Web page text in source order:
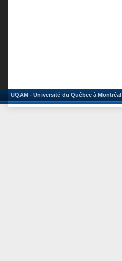
UQAM - Université du Québec à Montréal